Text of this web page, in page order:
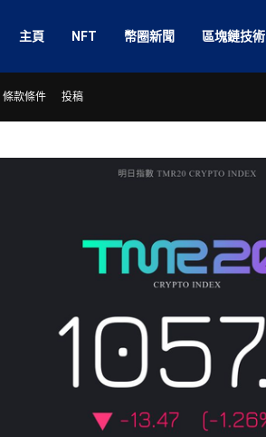
主頁 NFT 幣圈新聞 區塊鏈技術
條款條件 投稿